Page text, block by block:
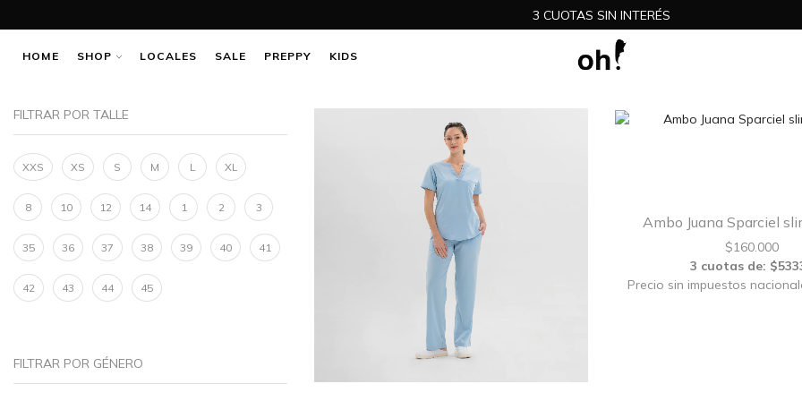
3 CUOTAS SIN INTERÉS
HOME SHOP LOCALES SALE PREPPY KIDS
Ambo Juana Sparciel
$160.000
3 cuotas de:
Precio sin impuestos
FILTRAR POR TALLE
XXS XS S M L XL
8 10 12 14 1 2 3
35 36 37 38 39 40 41
42 43 44 45
FILTRAR POR GÉNERO